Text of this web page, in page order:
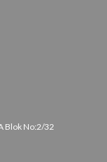
Blok No:2/32